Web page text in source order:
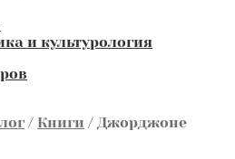
и культурология
/ Книги / Джорджоне